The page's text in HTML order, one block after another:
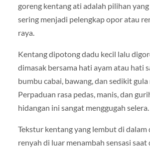
goreng kentang ati adalah pilihan
sering menjadi pelengkap opor atau
raya.
Kentang dipotong dadu kecil lalu
dimasak bersama hati ayam atau hati
bumbu cabai, bawang, dan sedikit gula
Perpaduan rasa pedas, manis, dan
hidangan ini sangat menggugah selera.
Tekstur kentang yang lembut di dalam
renyah di luar menambah sensasi